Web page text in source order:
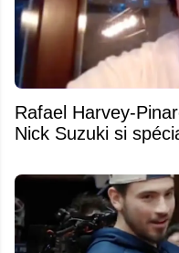
Rafael Harvey-
Nick Suzuki si